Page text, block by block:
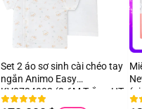
Set 2 áo sơ sinh cài chéo tay
ngắn Animo Easy
KV0724002 (3-6M,Trắng-HT
Chim non)